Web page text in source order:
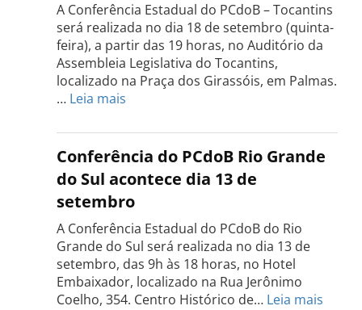
A Conferência Estadual do PCdoB – Tocantins
será realizada no dia 18 de setembro (quinta-
feira), a partir das 19 horas, no Auditório da
Assembleia Legislativa do Tocantins,
localizado na Praça dos Girassóis, em Palmas.
… Leia mais
Estadual
do
Tocantins
será
realizada
dia
18
de
setembro
Conferência do PCdoB Rio Grande
do Sul acontece dia 13 de
setembro
A Conferência Estadual do PCdoB do Rio
Grande do Sul será realizada no dia 13 de
setembro, das 9h às 18 horas, no Hotel
Embaixador, localizado na Rua Jerônimo
Coelho, 354. Centro Histórico de… Leia mais